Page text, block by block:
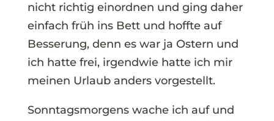
nicht richtig einordnen und ging daher
einfach früh ins Bett und hoffte auf
Besserung, denn es war ja Ostern und
ich hatte frei, irgendwie hatte ich mir
meinen Urlaub anders vorgestellt.
Sonntagsmorgens wache ich auf und